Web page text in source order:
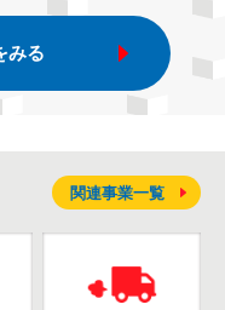
みる
関連事業一覧